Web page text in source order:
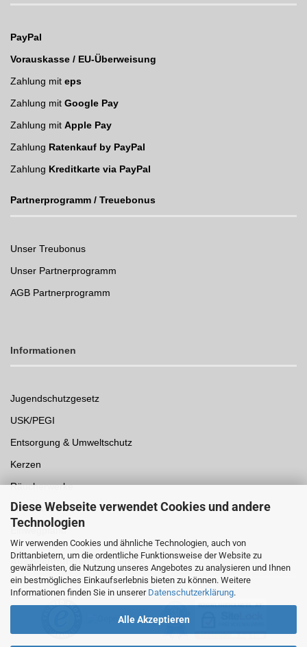
Diese Webseite verwendet Cookies und andere
Technologien
Wir verwenden Cookies und ähnliche Technologien, auch von
Drittanbietern, um die ordentliche Funktionsweise der Website zu
gewährleisten, die Nutzung unseres Angebotes zu analysieren und Ihnen
ein bestmögliches Einkaufserlebnis bieten zu können. Weitere
Informationen finden Sie in unserer Datenschutzerklärung.
Alle Akzeptieren
PayPal
Vorauskasse / EU-Überweisung
Zahlung mit eps
Zahlung mit Google Pay
Zahlung mit Apple Pay
Zahlung Ratenkauf by PayPal
Zahlung Kreditkarte via PayPal
Partnerprogramm / Treuebonus
Unser Treubonus
Unser Partnerprogramm
AGB Partnerprogramm
Informationen
Jugendschutzgesetz
USK/PEGI
Entsorgung & Umweltschutz
Kerzen
Räucherwerke
Spielwaren
Einwegpfand
Auszeichnungen /Sicherheit